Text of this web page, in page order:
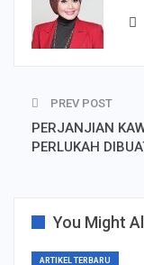
PREV POST
PERJANJIAN
PERLUKAH
You Might
ARTIKEL TERBARU